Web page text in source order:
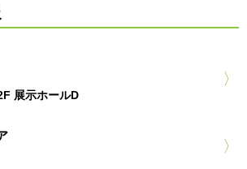
展示ホールD